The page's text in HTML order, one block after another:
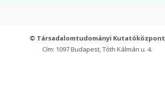
© Társadalomtudományi Kutatóközpont
Cím: 1097 Budapest, Tóth Kálmán u. 4.